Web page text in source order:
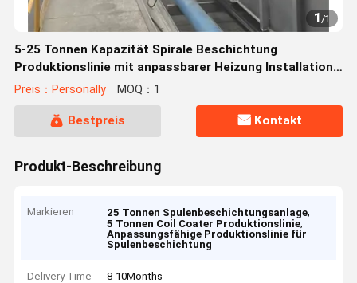
1/1
5-25 Tonnen Kapazität Spirale Beschichtung
Produktionslinie mit anpassbarer Heizung Installation
Leistung
Preis：Personally MOQ：1
Bestpreis Kontakt
Produkt-Beschreibung
Markieren 25 Tonnen Spulenbeschichtungsanlage,
5 Tonnen Coil Coater Produktionslinie,
Anpassungsfähige Produktionslinie für
Spulenbeschichtung
Delivery Time 8-10Months